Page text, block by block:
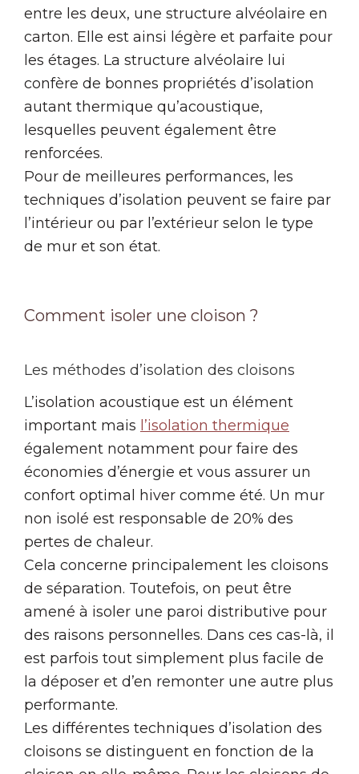
entre les deux, une structure alvéolaire en
carton. Elle est ainsi légère et parfaite pour
les étages. La structure alvéolaire lui
confère de bonnes propriétés d’isolation
autant thermique qu’acoustique,
lesquelles peuvent également être
renforcées.
Pour de meilleures performances, les
techniques d’isolation peuvent se faire par
l’intérieur ou par l’extérieur selon le type
de mur et son état.
Comment isoler une cloison ?
Les méthodes d’isolation des cloisons
L’isolation acoustique est un élément
important mais l’isolation thermique
également notamment pour faire des
économies d’énergie et vous assurer un
confort optimal hiver comme été. Un mur
non isolé est responsable de 20% des
pertes de chaleur.
Cela concerne principalement les cloisons
de séparation. Toutefois, on peut être
amené à isoler une paroi distributive pour
des raisons personnelles. Dans ces cas-là, il
est parfois tout simplement plus facile de
la déposer et d’en remonter une autre plus
performante.
Les différentes techniques d’isolation des
cloisons se distinguent en fonction de la